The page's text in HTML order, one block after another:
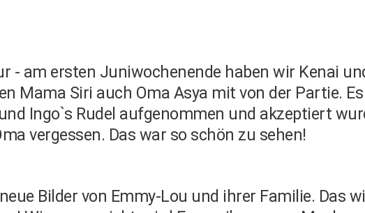
- am ersten Juniwochenende haben wir Kenai
Mama Siri auch Oma Asya mit von der Partie.
Ingo`s Rudel aufgenommen und akzeptiert
vergessen. Das war so schön zu sehen!
Bilder von Emmy-Lou und ihrer Familie. Das